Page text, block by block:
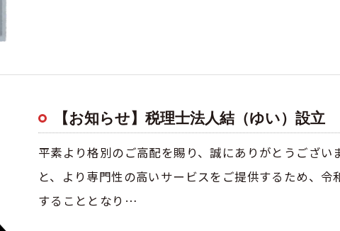
【お知らせ】税理士法人結（ゆい）設立
平素より格別のご高配を賜り、誠にありがとうござ
と、より専門性の高いサービスをご提供するため、
することとなり…